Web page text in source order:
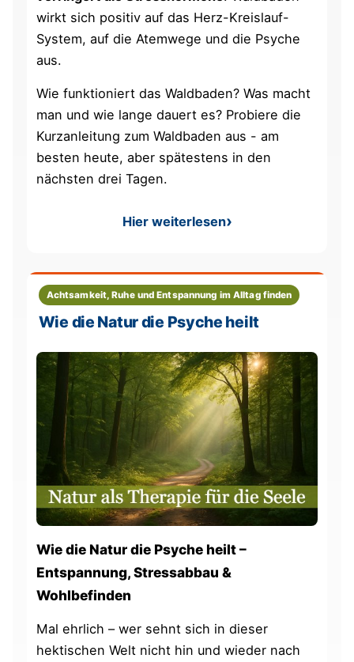
wirkt sich positiv auf das Herz-Kreislauf-
System, auf die Atemwege und die Psyche
aus.
Wie funktioniert das Waldbaden? Was macht
man und wie lange dauert es? Probiere die
Kurzanleitung zum Waldbaden aus - am
besten heute, aber spätestens in den
nächsten drei Tagen.
Hier weiterlesen: Waldbaden - ein
Achtsamkeit, Ruhe und Entspannung im Alltag finden
Wie die Natur die Psyche heilt
Wie die Natur die Psyche heilt –
Entspannung, Stressabbau &
Wohlbefinden
Mal ehrlich – wer sehnt sich in dieser
hektischen Welt nicht hin und wieder nach